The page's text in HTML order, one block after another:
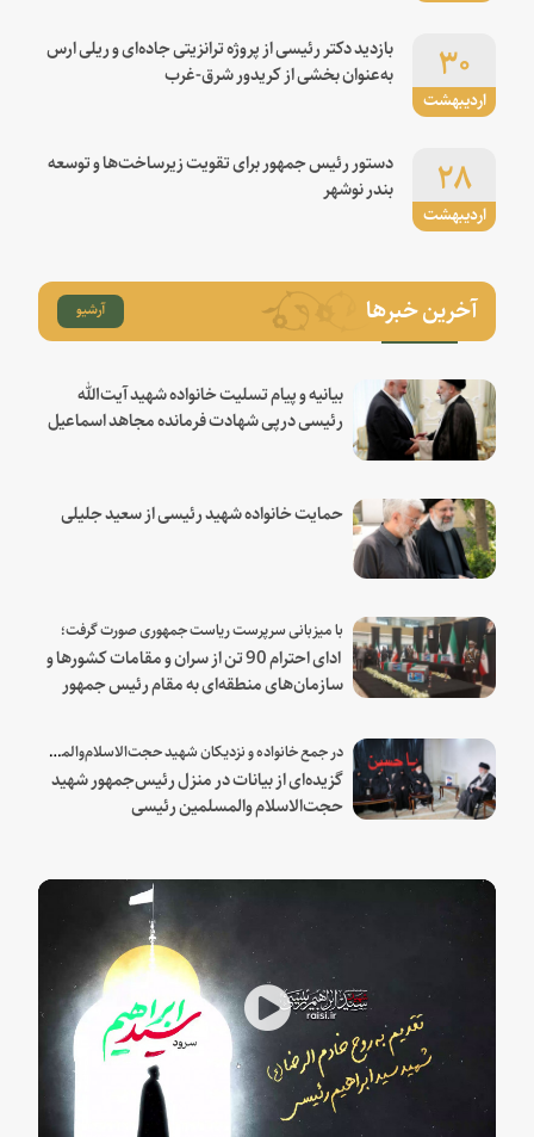
اردیبهشت
۳۰
بازدید دکتر رئیسی از پروژه ترانزیتی جاده‌ای و ریلی ارس
به‌عنوان بخشی از کریدور شرق-غرب
اردیبهشت
۲۸
دستور رئیس جمهور برای تقویت زیرساخت‌ها و توسعه
بندر نوشهر
آخرین خبرها آرشیو
بیانیه و پیام تسلیت خانواده شهید آیت‌الله
رئیسی درپی شهادت فرمانده مجاهد اسماعیل
حمایت خانواده شهید رئیسی از سعید جلیلی
با میزبانی سرپرست ریاست جمهوری صورت گرفت؛
ادای احترام 90 تن از سران و مقامات کشورها و
سازمان‌های منطقه‌ای به مقام رئیس جمهور
در جمع خانواده و نزدیکان شهید حجت‌الاسلام‌والمسلمین رئیسی:
گزیده‌ای از بیانات در منزل رئیس‌جمهور شهید
حجت‌الاسلام والمسلمین رئیسی
Play